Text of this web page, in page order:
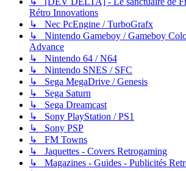
Rétro Innovations
↳ Nec PcEngine / TurboGrafx
↳ Nintendo Gameboy / Gameboy
Advance
↳ Nintendo 64 / N64
↳ Nintendo SNES / SFC
↳ Sega MegaDrive / Genesis
↳ Sega Saturn
↳ Sega Dreamcast
↳ Sony PlayStation / PS1
↳ Sony PSP
↳ FM Towns
↳ Jaquettes - Covers Retrogaming
↳ Magazines - Guides - Publicités